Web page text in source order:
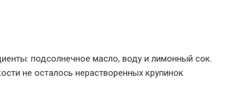
подсолнечное масло, воду и лимонный сок.
не осталось нерастворенных крупинок